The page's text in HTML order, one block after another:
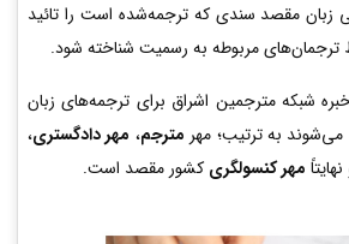
زبان مقصد سندی که ترجمه‌شده است را تائید
ترجمان‌های مربوطه به رسمیت شناخته شود.
شبکه مترجمین اشراق برای ترجمه‌های زبان
به ترتیب؛ مهر مترجم، مهر دادگستری،
مهر کنسولگری کشور مقصد است.